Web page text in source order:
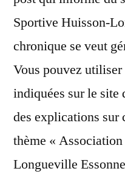
Sportive Huisson-
chronique se veut
Vous pouvez utiliser
indiquées sur le site
des explications sur
thème «
Longueville